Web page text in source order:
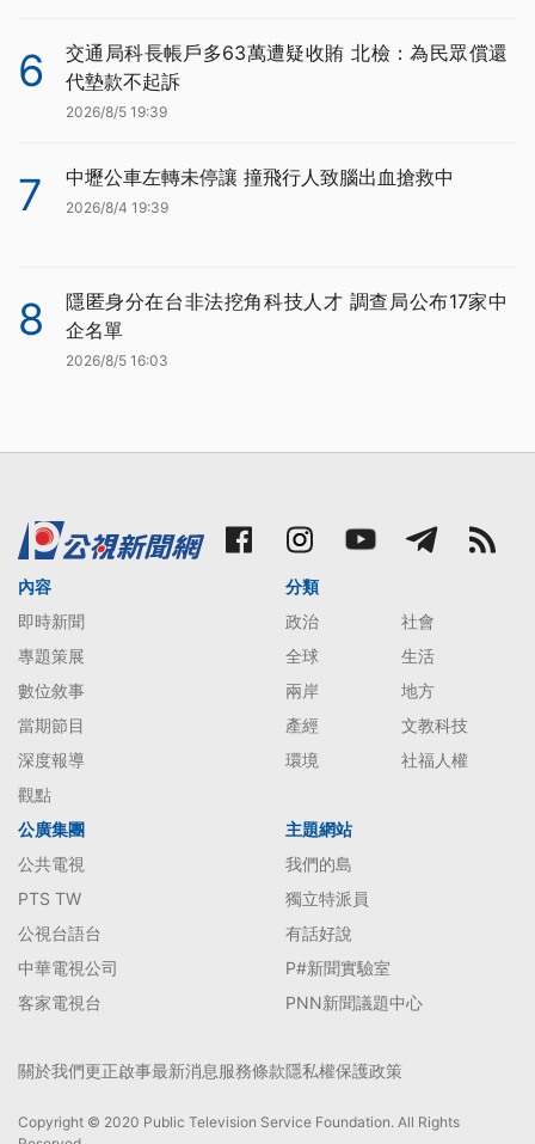
6
交通局科長帳戶多63萬遭疑收賄 北檢：為民眾償還
代墊款不起訴
2026/8/5 19:39
7 中壢公車左轉未停讓 撞飛行人致腦出血搶救中
2026/8/4 19:39
8
隱匿身分在台非法挖角科技人才 調查局公布17家中
企名單
2026/8/5 16:03
內容
即時新聞
專題策展
數位敘事
當期節目
深度報導
觀點
分類
政治
社會
全球
生活
兩岸
地方
產經
文教科技
環境
社福人權
公廣集團
公共電視
PTS TW
公視台語台
中華電視公司
客家電視台
主題網站
我們的島
獨立特派員
有話好說
P#新聞實驗室
PNN新聞議題中心
關於我們更正啟事最新消息服務條款隱私權保護政策
Copyright © 2020 Public Television Service Foundation. All Rights